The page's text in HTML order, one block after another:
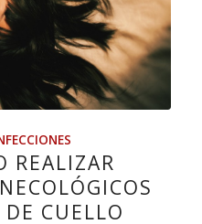
REALIZAR
CUELLO